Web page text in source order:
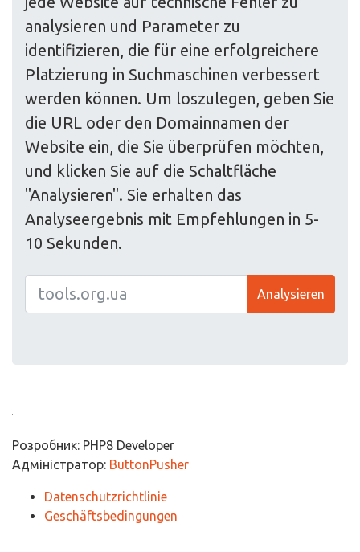
analysieren und Parameter zu
identifizieren, die für eine erfolgreichere
Platzierung in Suchmaschinen verbessert
werden können. Um loszulegen, geben Sie
die URL oder den Domainnamen der
Website ein, die Sie überprüfen möchten,
und klicken Sie auf die Schaltfläche
"Analysieren". Sie erhalten das
Analyseergebnis mit Empfehlungen in 5-
10 Sekunden.
Analysieren
Розробник: PHP8 Developer
Адміністратор: ButtonPusher
Datenschutzrichtlinie
Geschäftsbedingungen